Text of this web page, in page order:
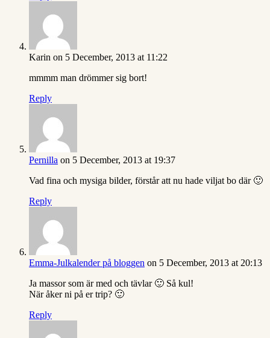
Karin on 5 December, 2013 at 11:22
mmmm man drömmer sig bort!
Reply
Pernilla on 5 December, 2013 at 19:37
Vad fina och mysiga bilder, förstår att nu hade viljat bo där 🙂
Reply
Emma-Julkalender på bloggen on 5 December, 2013 at 20:13
Ja massor som är med och tävlar 🙂 Så kul!
När åker ni på er trip? 🙂
Reply